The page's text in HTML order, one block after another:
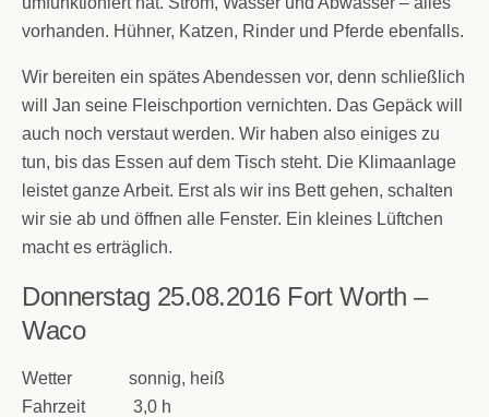
vorhanden. Hühner, Katzen, Rinder und Pferde ebenfalls.
Wir bereiten ein spätes Abendessen vor, denn schließlich
will Jan seine Fleischportion vernichten. Das Gepäck will
auch noch verstaut werden. Wir haben also einiges zu
tun, bis das Essen auf dem Tisch steht. Die Klimaanlage
leistet ganze Arbeit. Erst als wir ins Bett gehen, schalten
wir sie ab und öffnen alle Fenster. Ein kleines Lüftchen
macht es erträglich.
Donnerstag 25.08.2016 Fort Worth –
Waco
Wetter sonnig, heiß
Fahrzeit 3,0 h